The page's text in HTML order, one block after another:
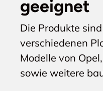
geeignet
Die Produkte
verschiedenen
Modelle von
sowie weitere